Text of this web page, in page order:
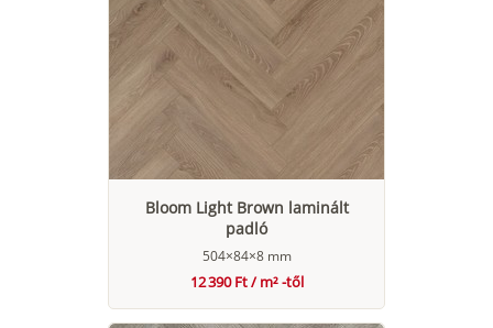
Bloom Light Brown laminált
padló
504×84×8 mm
12 390 Ft / m² -től